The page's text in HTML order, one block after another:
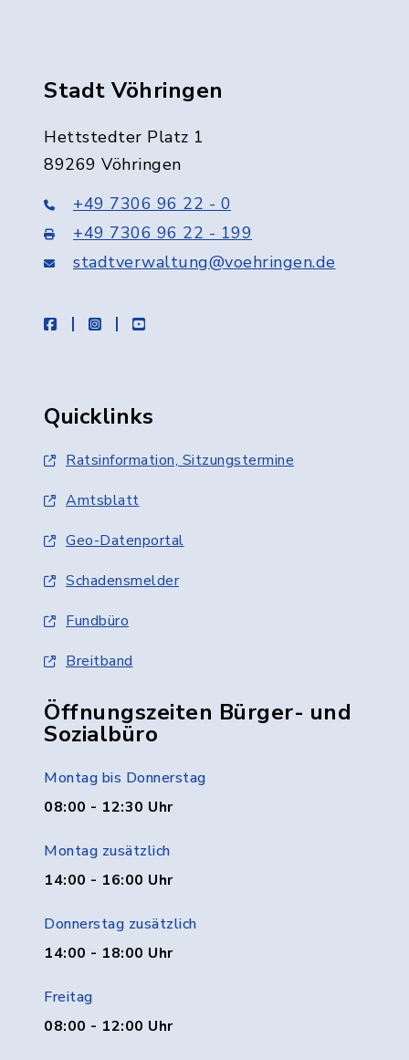
Stadt Vöhringen
Hettstedter Platz 1
89269 Vöhringen
+49 7306 96 22 - 0
+49 7306 96 22 - 199
stadtverwaltung@voehringen.de
facebookinstagramyoutube
Quicklinks
Ratsinformation, Sitzungstermine
Amtsblatt
Geo-Datenportal
Schadensmelder
Fundbüro
Breitband
Öffnungszeiten Bürger- und
Sozialbüro
Montag bis Donnerstag
08:00 - 12:30 Uhr
Montag zusätzlich
14:00 - 16:00 Uhr
Donnerstag zusätzlich
14:00 - 18:00 Uhr
Freitag
08:00 - 12:00 Uhr